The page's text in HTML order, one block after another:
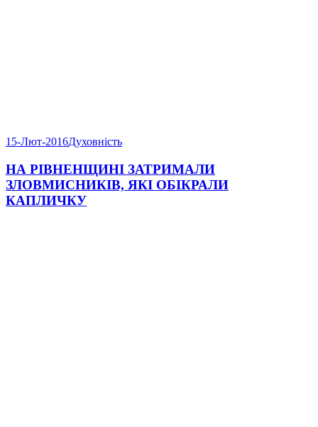
15-Лют-2016Духовність
НА РІВНЕНЩИНІ ЗАТРИМАЛИ
ЗЛОВМИСНИКІВ, ЯКІ ОБІКРАЛИ
КАПЛИЧКУ